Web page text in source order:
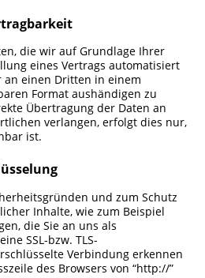
die wir auf Grundlage Ihrer
eines Vertrags automatisiert
an einen Dritten in einem
Format aushändigen zu
Übertragung der Daten an
verlangen, erfolgt dies nur,
ist.
und zum Schutz
Inhalte, wie zum Beispiel
die Sie an uns als
SSL-bzw. TLS-
Verbindung erkennen
des Browsers von “http://”